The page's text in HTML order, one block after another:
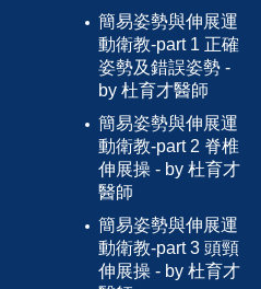
簡易姿勢與伸展運
動衛教-part 1 正確
姿勢及錯誤姿勢 -
by 杜育才醫師
簡易姿勢與伸展運
動衛教-part 2 脊椎
伸展操 - by 杜育才
醫師
簡易姿勢與伸展運
動衛教-part 3 頭頸
伸展操 - by 杜育才